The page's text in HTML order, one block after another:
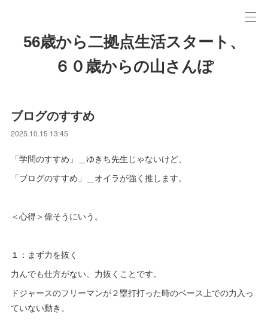
56歳から二拠点生活スタート、
６０歳からの山さんぽ
ブログのすすめ
2025.10.15 13:45
「学問のすすめ」＿ゆきち先生じゃないけど、
「ブログのすすめ」＿オイラが強く推します。
＜心得＞偉そうにいう。
１：まず力を抜く
力んでも仕方がない、力抜くことです。
ドジャースのフリーマンが２塁打打った時のベース上での力入っ
ていない動き。